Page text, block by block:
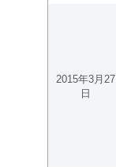
2015年3月27
日